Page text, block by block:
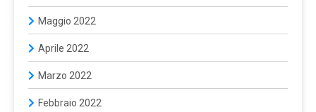
Maggio 2022
Aprile 2022
Marzo 2022
Febbraio 2022